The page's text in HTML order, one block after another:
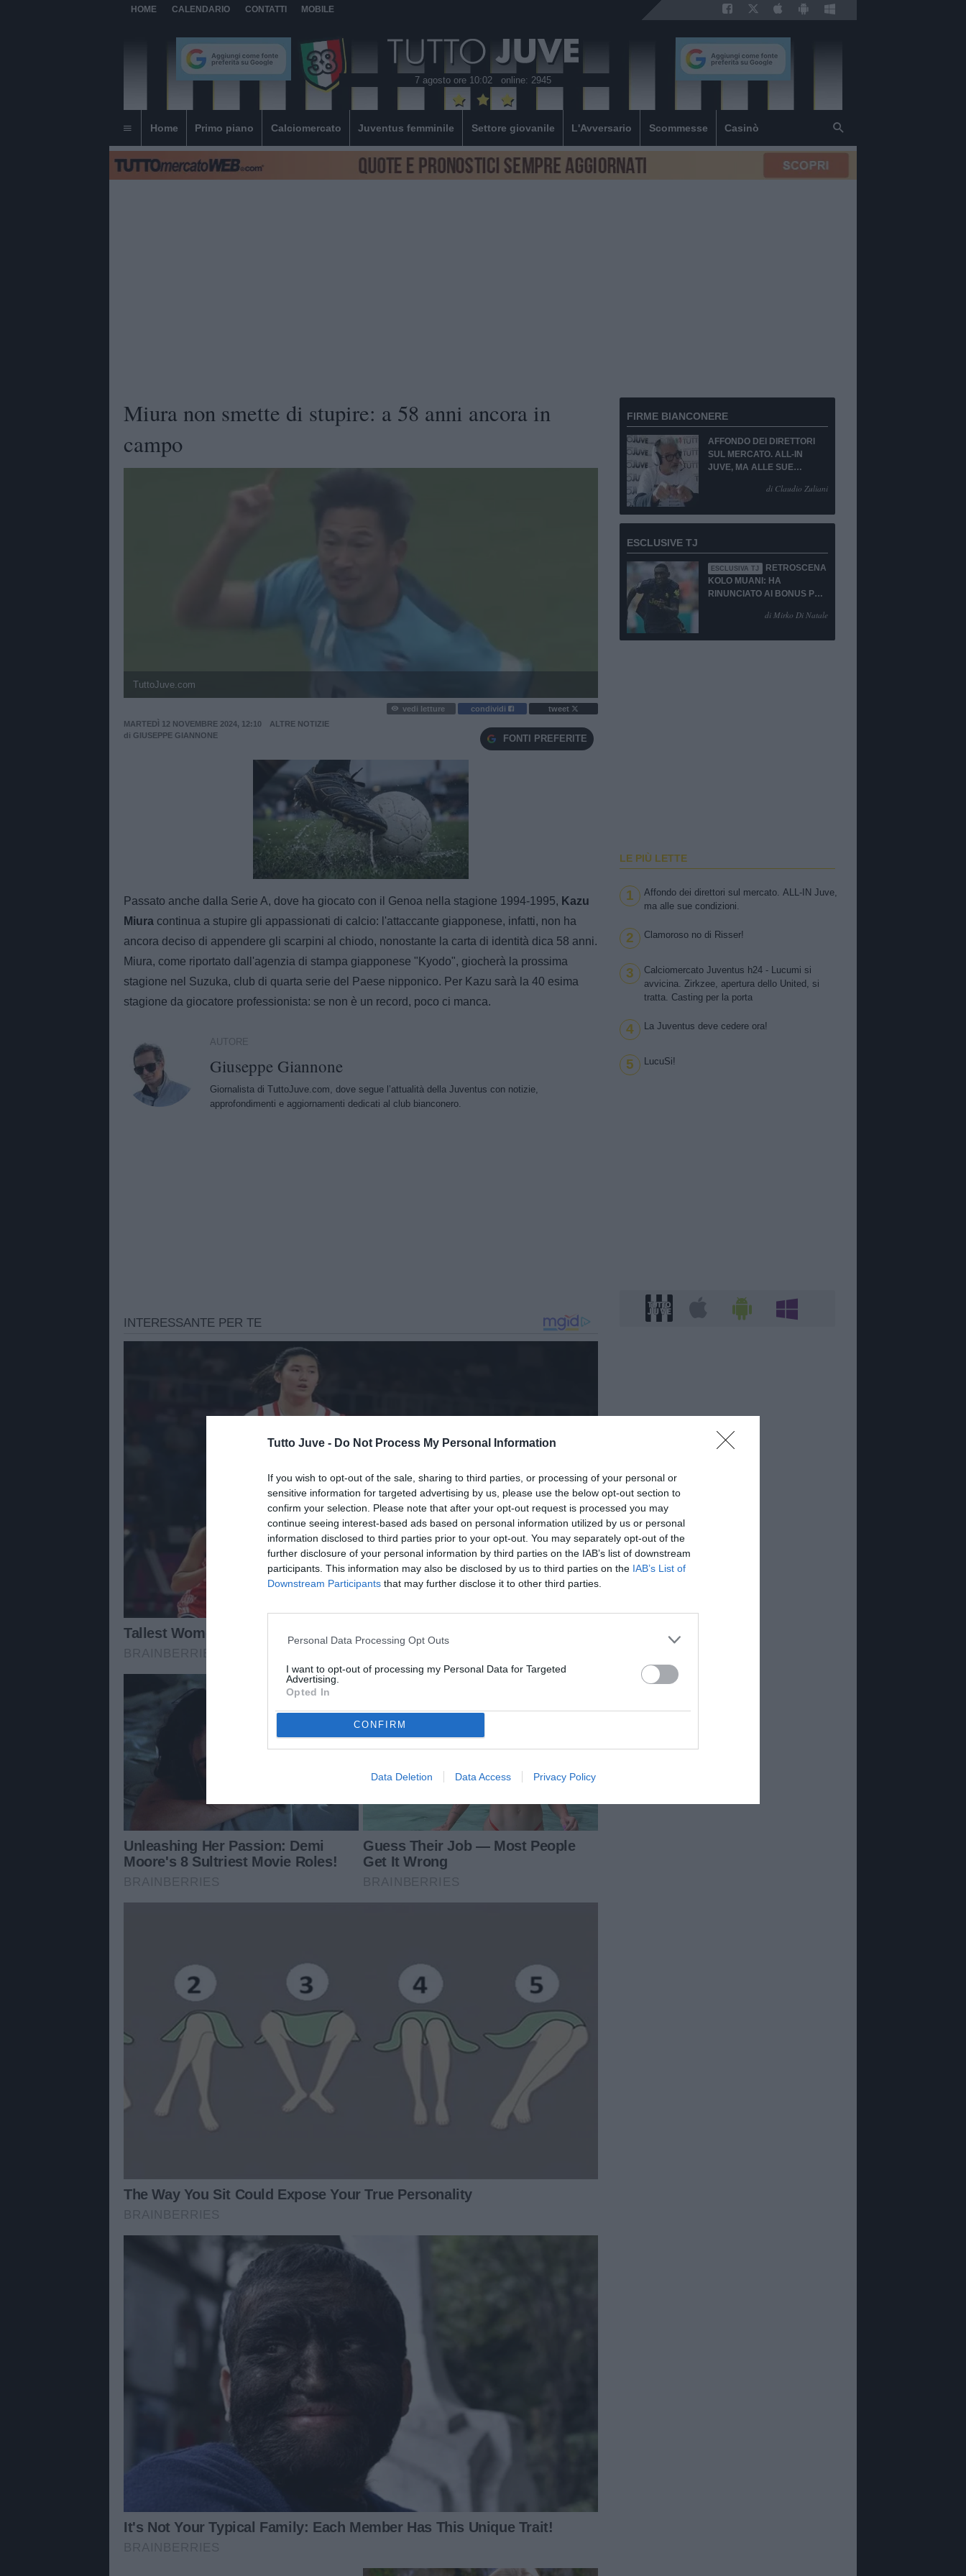
Tutto Juve - Do Not Process My Personal Information
If you wish to opt-out of the sale, sharing to third parties, or processing of your personal or
sensitive information for targeted advertising by us, please use the below opt-out section to
confirm your selection. Please note that after your opt-out request is processed you may
continue seeing interest-based ads based on personal information utilized by us or personal
information disclosed to third parties prior to your opt-out. You may separately opt-out of the
further disclosure of your personal information by third parties on the IAB’s list of downstream
participants. This information may also be disclosed by us to third parties on the IAB’s List of
Downstream Participants that may further disclose it to other third parties.
Personal Data Processing Opt Outs
I want to opt-out of processing my Personal Data for Targeted
Advertising.
Opted In
CONFIRM
Data Deletion Data Access Privacy Policy
HOME CALENDARIO CONTATTI MOBILE
7 agosto ore 10:02 online: 2945
Home Primo piano Calciomercato Juventus femminile Settore giovanile L'Avversario Scommesse Casinò
Miura non smette di stupire: a 58 anni ancora in
campo
TuttoJuve.com
vedi letture condividi
tweet
MARTEDÌ 12 NOVEMBRE 2024, 12:10
ALTRE NOTIZIE
di GIUSEPPE GIANNONE FONTI PREFERITE
Unmute
100.00%
Passato anche dalla Serie A, dove ha giocato con il Genoa nella stagione 1994-1995, Kazu
Miura continua a stupire gli appassionati di calcio: l'attaccante giapponese, infatti, non ha
ancora deciso di appendere gli scarpini al chiodo, nonostante la carta di identità dica 58 anni.
Miura, come riportato dall'agenzia di stampa giapponese "Kyodo", giocherà la prossima
stagione nel Suzuka, club di quarta serie del Paese nipponico. Per Kazu sarà la 40 esima
stagione da giocatore professionista: se non è un record, poco ci manca.
AUTORE
Giuseppe Giannone
Giornalista di TuttoJuve.com, dove segue l’attualità della Juventus con notizie,
approfondimenti e aggiornamenti dedicati al club bianconero.
FIRME BIANCONERE
AFFONDO DEI DIRETTORI
SUL MERCATO. ALL-IN
JUVE, MA ALLE SUE
di Claudio Zuliani
ESCLUSIVE TJ
ESCLUSIVA TJ
RETROSCENA
KOLO MUANI: HA
RINUNCIATO AI BONUS PUR
di Mirko Di Natale
LE PIÙ LETTE
1
Affondo dei direttori sul mercato. ALL-IN Juve,
ma alle sue condizioni.
2 Clamoroso no di Risser!
3
Calciomercato Juventus h24 - Lucumi si
avvicina. Zirkzee, apertura dello United, si
tratta. Casting per la porta
4 La Juventus deve cedere ora!
5 LucuSi!